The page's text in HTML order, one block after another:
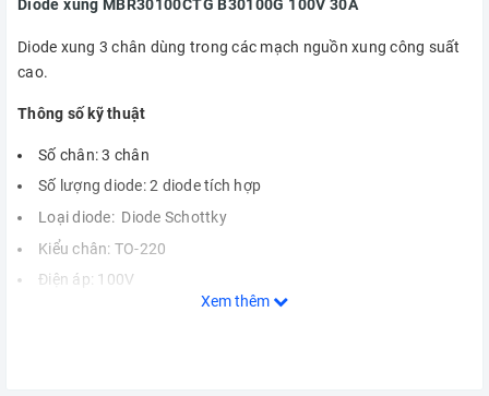
Diode xung MBR30100CTG B30100G 100V 30A
Diode xung 3 chân dùng trong các mạch nguồn xung công suất
cao.
Thông số kỹ thuật
Số chân: 3 chân
Số lượng diode: 2 diode tích hợp
Loại diode: Diode Schottky
Kiểu chân: TO-220
Điện áp: 100V
Xem thêm